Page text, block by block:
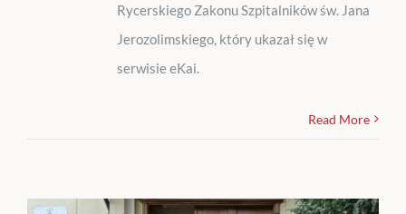
Rycerskiego Zakonu Szpitalników św. Jana
Jerozolimskiego, który ukazał się w
serwisie eKai.
Read More